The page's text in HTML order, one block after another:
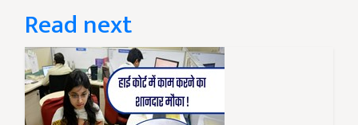
Read next